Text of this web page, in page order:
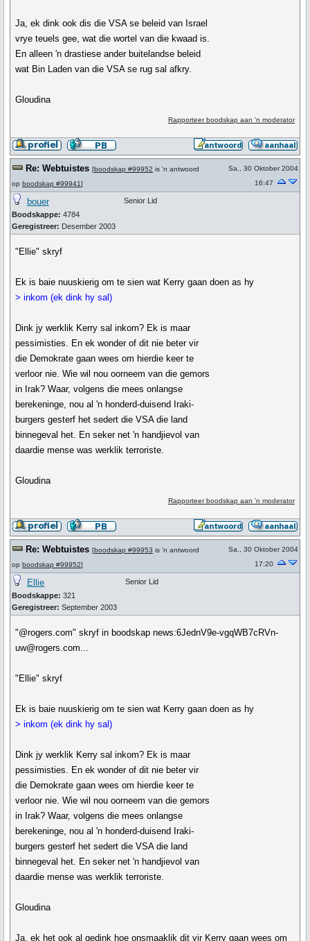
Ja, ek dink ook dis die VSA se beleid van Israel
vrye teuels gee, wat die wortel van die kwaad is.
En alleen 'n drastiese ander buitelandse beleid
wat Bin Laden van die VSA se rug sal afkry.
Gloudina
Rapporteer boodskap aan 'n moderator
Re: Webtuistes [boodskap #99952 is 'n antwoord
op boodskap #99941]
Sa., 30 Oktober 2004
16:47
bouer
Boodskappe: 4784
Geregistreer: Desember 2003
Senior Lid
"Ellie" skryf
Ek is baie nuuskierig om te sien wat Kerry gaan doen as hy
> inkom (ek dink hy sal)
Dink jy werklik Kerry sal inkom? Ek is maar
pessimisties. En ek wonder of dit nie beter vir
die Demokrate gaan wees om hierdie keer te
verloor nie. Wie wil nou oorneem van die gemors
in Irak? Waar, volgens die mees onlangse
berekeninge, nou al 'n honderd-duisend Iraki-
burgers gesterf het sedert die VSA die land
binnegeval het. En seker net 'n handjievol van
daardie mense was werklik terroriste.
Gloudina
Rapporteer boodskap aan 'n moderator
Re: Webtuistes [boodskap #99953 is 'n antwoord
op boodskap #99952]
Sa., 30 Oktober 2004
17:20
Ellie
Boodskappe: 321
Geregistreer: September 2003
Senior Lid
"@rogers.com" skryf in boodskap news:6JednV9e-vgqWB7cRVn-
uw@rogers.com...
"Ellie" skryf
Ek is baie nuuskierig om te sien wat Kerry gaan doen as hy
> inkom (ek dink hy sal)
Dink jy werklik Kerry sal inkom? Ek is maar
pessimisties. En ek wonder of dit nie beter vir
die Demokrate gaan wees om hierdie keer te
verloor nie. Wie wil nou oorneem van die gemors
in Irak? Waar, volgens die mees onlangse
berekeninge, nou al 'n honderd-duisend Iraki-
burgers gesterf het sedert die VSA die land
binnegeval het. En seker net 'n handjievol van
daardie mense was werklik terroriste.
Gloudina
Ja, ek het ook al gedink hoe onsmaaklik dit vir Kerry gaan wees om